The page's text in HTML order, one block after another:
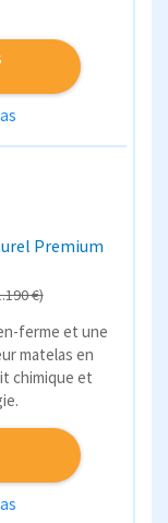
Premium
€)
ferme et une
matelas en
chimique et